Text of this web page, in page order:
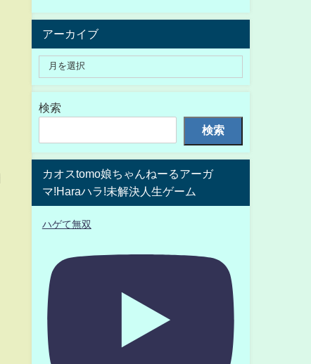
アーカイブ
検索
検索
カオスtomo娘ちゃんねーるアーガ
マ!Haraハラ!未解決人生ゲーム
ハゲて無双